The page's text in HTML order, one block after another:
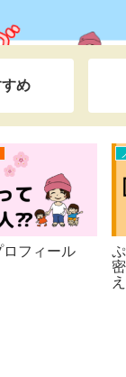
め
ック
』X（旧Twitter）
ったのか？【本当